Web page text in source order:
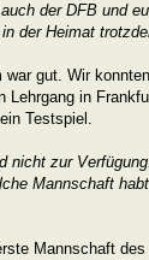
der DFB und
der Heimat
war gut. Wir
Lehrgang in
Testspiel.
nicht zur
Mannschaft
Mannschaft